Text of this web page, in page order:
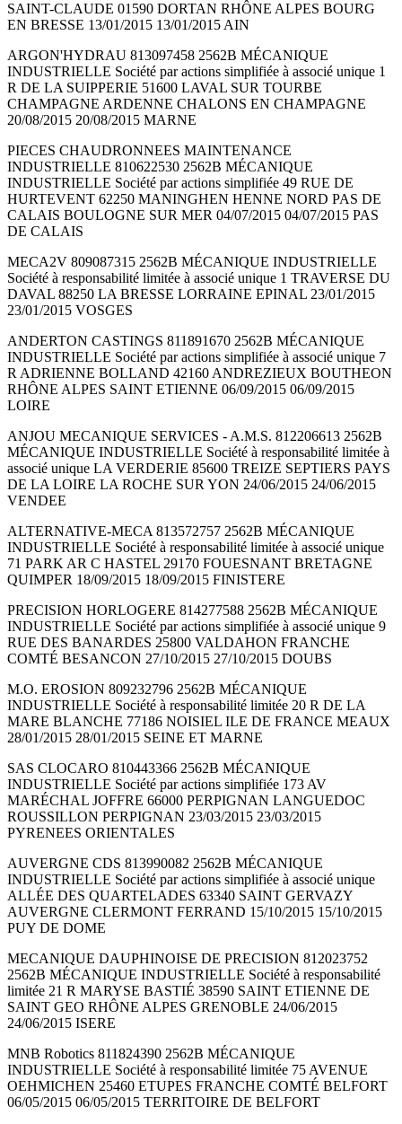
SAINT-CLAUDE 01590 DORTAN RHÔNE ALPES BOURG
EN BRESSE 13/01/2015 13/01/2015 AIN
ARGON'HYDRAU 813097458 2562B MÉCANIQUE
INDUSTRIELLE Société par actions simplifiée à associé unique 1
R DE LA SUIPPERIE 51600 LAVAL SUR TOURBE
CHAMPAGNE ARDENNE CHALONS EN CHAMPAGNE
20/08/2015 20/08/2015 MARNE
PIECES CHAUDRONNEES MAINTENANCE
INDUSTRIELLE 810622530 2562B MÉCANIQUE
INDUSTRIELLE Société par actions simplifiée 49 RUE DE
HURTEVENT 62250 MANINGHEN HENNE NORD PAS DE
CALAIS BOULOGNE SUR MER 04/07/2015 04/07/2015 PAS
DE CALAIS
MECA2V 809087315 2562B MÉCANIQUE INDUSTRIELLE
Société à responsabilité limitée à associé unique 1 TRAVERSE DU
DAVAL 88250 LA BRESSE LORRAINE EPINAL 23/01/2015
23/01/2015 VOSGES
ANDERTON CASTINGS 811891670 2562B MÉCANIQUE
INDUSTRIELLE Société par actions simplifiée à associé unique 7
R ADRIENNE BOLLAND 42160 ANDREZIEUX BOUTHEON
RHÔNE ALPES SAINT ETIENNE 06/09/2015 06/09/2015
LOIRE
ANJOU MECANIQUE SERVICES - A.M.S. 812206613 2562B
MÉCANIQUE INDUSTRIELLE Société à responsabilité limitée à
associé unique LA VERDERIE 85600 TREIZE SEPTIERS PAYS
DE LA LOIRE LA ROCHE SUR YON 24/06/2015 24/06/2015
VENDEE
ALTERNATIVE-MECA 813572757 2562B MÉCANIQUE
INDUSTRIELLE Société à responsabilité limitée à associé unique
71 PARK AR C HASTEL 29170 FOUESNANT BRETAGNE
QUIMPER 18/09/2015 18/09/2015 FINISTERE
PRECISION HORLOGERE 814277588 2562B MÉCANIQUE
INDUSTRIELLE Société par actions simplifiée à associé unique 9
RUE DES BANARDES 25800 VALDAHON FRANCHE
COMTÉ BESANCON 27/10/2015 27/10/2015 DOUBS
M.O. EROSION 809232796 2562B MÉCANIQUE
INDUSTRIELLE Société à responsabilité limitée 20 R DE LA
MARE BLANCHE 77186 NOISIEL ILE DE FRANCE MEAUX
28/01/2015 28/01/2015 SEINE ET MARNE
SAS CLOCARO 810443366 2562B MÉCANIQUE
INDUSTRIELLE Société par actions simplifiée 173 AV
MARÉCHAL JOFFRE 66000 PERPIGNAN LANGUEDOC
ROUSSILLON PERPIGNAN 23/03/2015 23/03/2015
PYRENEES ORIENTALES
AUVERGNE CDS 813990082 2562B MÉCANIQUE
INDUSTRIELLE Société par actions simplifiée à associé unique
ALLÉE DES QUARTELADES 63340 SAINT GERVAZY
AUVERGNE CLERMONT FERRAND 15/10/2015 15/10/2015
PUY DE DOME
MECANIQUE DAUPHINOISE DE PRECISION 812023752
2562B MÉCANIQUE INDUSTRIELLE Société à responsabilité
limitée 21 R MARYSE BASTIÉ 38590 SAINT ETIENNE DE
SAINT GEO RHÔNE ALPES GRENOBLE 24/06/2015
24/06/2015 ISERE
MNB Robotics 811824390 2562B MÉCANIQUE
INDUSTRIELLE Société à responsabilité limitée 75 AVENUE
OEHMICHEN 25460 ETUPES FRANCHE COMTÉ BELFORT
06/05/2015 06/05/2015 TERRITOIRE DE BELFORT